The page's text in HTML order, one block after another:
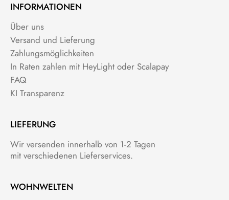
INFORMATIONEN
Über uns
Versand und Lieferung
Zahlungsmöglichkeiten
In Raten zahlen mit HeyLight oder Scalapay
FAQ
KI Transparenz
LIEFERUNG
Wir versenden innerhalb von 1-2 Tagen
mit verschiedenen Lieferservices.
WOHNWELTEN